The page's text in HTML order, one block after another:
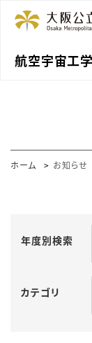
航空宇宙工
ホーム お知らせ
年度別検索
カテゴリ